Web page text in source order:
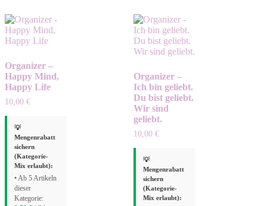
Organizer –
Happy Mind,
Happy Life
10,00 €
💡
Mengenrabatt
sichern
(Kategorie-
Mix erlaubt):
• Ab 5 Artikeln
dieser
Kategorie:
Organizer –
Ich bin geliebt.
Du bist geliebt.
Wir sind
geliebt.
10,00 €
💡
Mengenrabatt
sichern
(Kategorie-
Mix erlaubt):